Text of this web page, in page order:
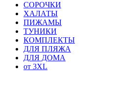
СОРОЧКИ
ХАЛАТЫ
ПИЖАМЫ
ТУНИКИ
КОМПЛЕКТЫ
ДЛЯ ПЛЯЖА
ДЛЯ ДОМА
от 3XL